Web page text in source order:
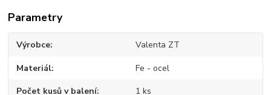
Parametry
Výrobce Valenta ZT
Materiál Fe - ocel
Počet kusů v balení 1 ks